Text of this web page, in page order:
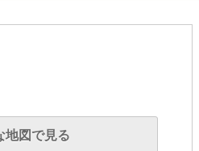
地図で見る